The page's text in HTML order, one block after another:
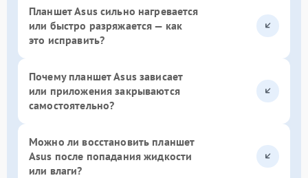
Планшет Asus сильно нагревается
или быстро разряжается — как
это исправить?
Почему планшет Asus зависает
или приложения закрываются
самостоятельно?
Можно ли восстановить планшет
Asus после попадания жидкости
или влаги?